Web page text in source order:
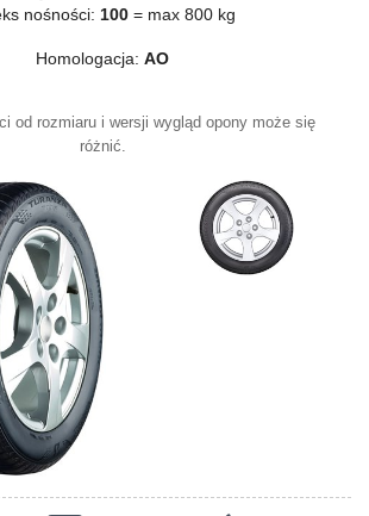
nośności: 100 = max 800 kg
Homologacja: AO
od rozmiaru i wersji wygląd opony może się
różnić.